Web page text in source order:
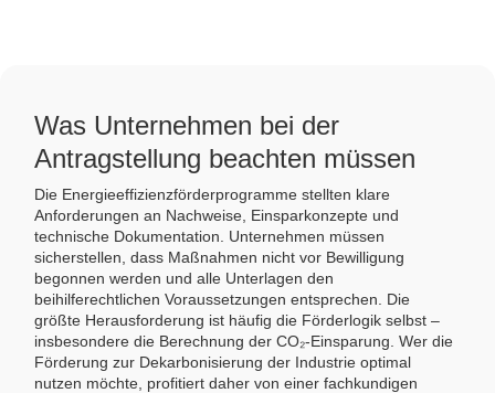
Was Unternehmen bei der
Antragstellung beachten müssen
Die Energieeffizienzförderprogramme stellten klare
Anforderungen an Nachweise, Einsparkonzepte und
technische Dokumentation. Unternehmen müssen
sicherstellen, dass Maßnahmen nicht vor Bewilligung
begonnen werden und alle Unterlagen den
beihilferechtlichen Voraussetzungen entsprechen. Die
größte Herausforderung ist häufig die Förderlogik selbst –
insbesondere die Berechnung der CO₂-Einsparung. Wer die
Förderung zur Dekarbonisierung der Industrie optimal
nutzen möchte, profitiert daher von einer fachkundigen